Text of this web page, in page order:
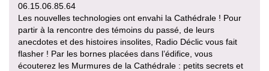
06.15.06.85.64
Les nouvelles technologies ont envahi la Cathédrale ! Pour
partir à la rencontre des témoins du passé, de leurs
anecdotes et des histoires insolites, Radio Déclic vous fait
flasher ! Par les bornes placées dans l’édifice, vous
écouterez les Murmures de la Cathédrale : petits secrets et